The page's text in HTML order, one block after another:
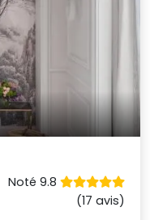
Noté 9.8
(17 avis)